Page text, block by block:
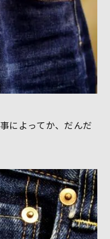
によってか、だんだ